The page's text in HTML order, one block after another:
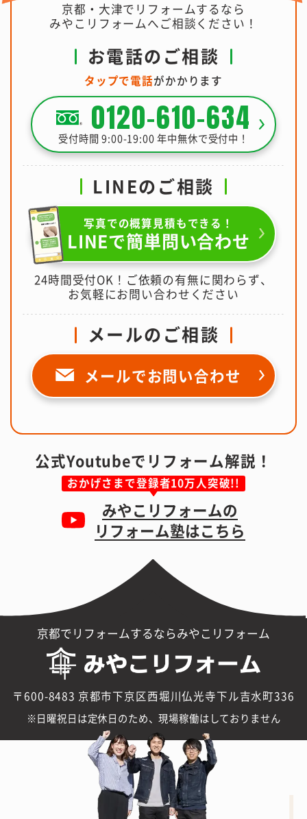
京都・大津でリフォームするなら
みやこリフォームへご相談ください！
お電話のご相談
タップで電話がかかります
0120-610-634
受付時間 9:00-19:00 年中無休で受付中！
LINEのご相談
写真での概算見積もできる！
LINEで簡単問い合わせ
24時間受付OK！ご依頼の有無に関わらず、
お気軽にお問い合わせください
メールのご相談
メールでお問い合わせ
公式Youtubeでリフォーム解説！
おかげさまで登録者10万人突破!!
みやこリフォームの
リフォーム塾はこちら
京都でリフォームするならみやこリフォーム
〒600-8483 京都市下京区西堀川仏光寺下ル吉水町336
日曜祝日は定休日のため、現場稼働はしておりません